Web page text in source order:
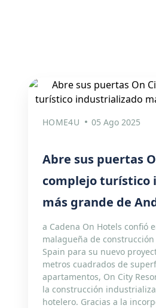
HOME4U 05 Ago 2025
Abre sus puertas
complejo turístico
más grande de
a Cadena On Hotels confió
malagueña de
Spain para su nuevo
metros cuadrados de
apartamentos, On City
la construcción
hotelero. Gracias a la